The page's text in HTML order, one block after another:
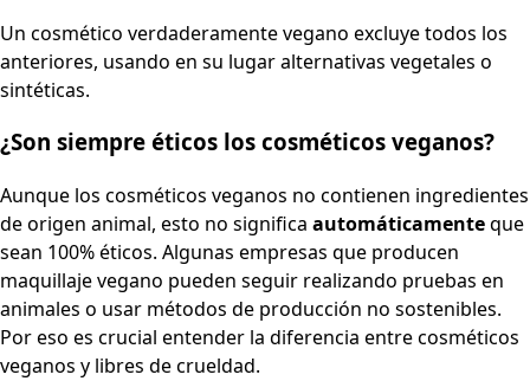
Un cosmético verdaderamente vegano excluye todos los
anteriores, usando en su lugar alternativas vegetales o
sintéticas.
¿Son siempre éticos los cosméticos veganos?
Aunque los cosméticos veganos no contienen ingredientes
de origen animal, esto no significa automáticamenteque
sean 100% éticos. Algunas empresas que producen
maquillaje vegano pueden seguir realizando pruebas en
animales o usar métodos de producción no sostenibles.
Por eso es crucial entender la diferencia entre cosméticos
veganos y libres de crueldad.